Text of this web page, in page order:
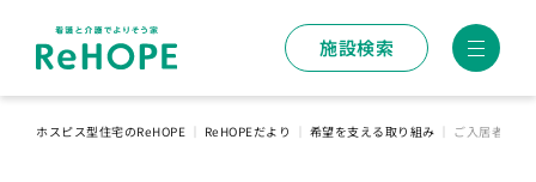
施設検索
ホスピス型住宅のReHOPE ReHOPEだより 希望を支える取り組み ご入居者さま